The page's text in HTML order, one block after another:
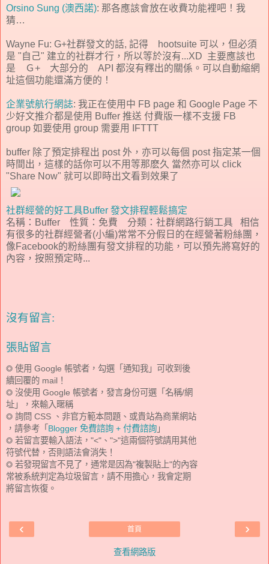
Orsino Sung (澳西諾): 那各應該會放在收費功能裡吧！我
猜…
Wayne Fu: G+社群發文的話, 記得 hootsuite 可以，但必須
是 "自己" 建立的社群才行，所以等於沒有...XD 主要應該也
是 Ｇ+ 大部分的 API 都沒有釋出的關係。可以自動縮網
址這個功能還滿方便的！
企業號航行網誌: 我正在使用中 FB page 和 Google Page 不
少好文推介都是使用 Buffer 推送 付費版一樣不支援 FB
group 如要使用 group 需要用 IFTTT
buffer 除了預定排程出 post 外，亦可以每個 post 指定某一個
時間出，這樣的話你可以不用等那麽久 當然亦可以 click
"Share Now" 就可以即時出文看到效果了
社群經營的好工具Buffer 發文排程輕鬆搞定
名稱：Buffer 性質：免費 分類：社群網路行銷工具 相信
有很多的社群經營者(小編)常常不分假日的在經營著粉絲團，
像Facebook的粉絲團有發文排程的功能，可以預先將寫好的
內容，按照預定時...
沒有留言:
張貼留言
◎ 使用 Google 帳號者，勾選「通知我」可收到後
續回覆的 mail！
◎ 沒使用 Google 帳號者，發言身份可選「名稱/網
址」，來輸入暱稱
◎ 詢問 CSS 、非官方範本問題、或貴站為商業網站
，請參考「 Blogger 免費諮詢 + 付費諮詢 」
◎ 若留言要輸入語法，"<"、">"這兩個符號請用其他
符號代替，否則語法會消失！
◎ 若發現留言不見了，通常是因為"複製貼上"的內容
常被系統判定為垃圾留言，請不用擔心，我會定期
將留言恢復。
‹ ›
首頁
查看網路版